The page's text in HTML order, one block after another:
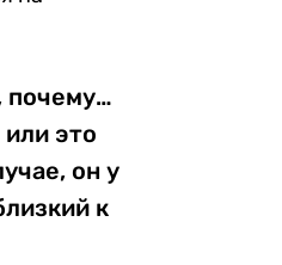
почему…
это
он у
к